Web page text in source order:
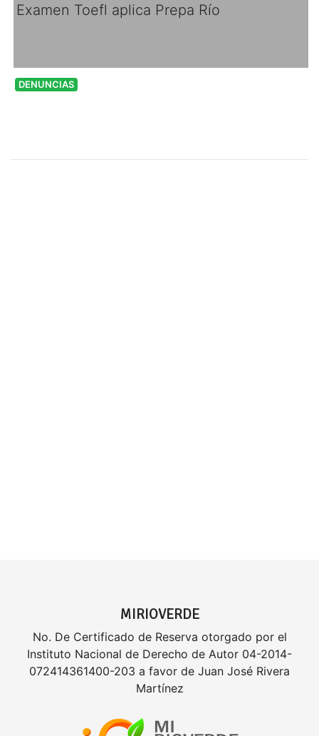
Examen Toefl aplica Prepa Río
DENUNCIAS
MIRIOVERDE
No. De Certificado de Reserva otorgado por el
Instituto Nacional de Derecho de Autor 04-2014-
072414361400-203 a favor de Juan José Rivera
Martínez